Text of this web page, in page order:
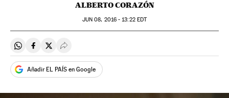
ALBERTO CORAZÓN
JUN 08, 2016 - 13:22EDT
Compartir en Whatsapp
Compartir en Facebook
Compartir en Twitter
Desplegar Redes Sociales
Añadir EL PAÍS en Google